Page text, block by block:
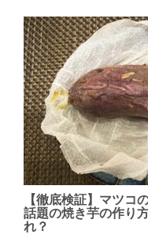
【徹底検証】マツコ
話題の焼き芋の作り
れ？